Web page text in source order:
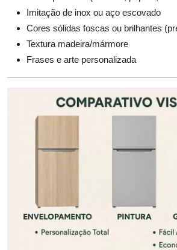
Imitação de inox ou aço escovado
Cores sólidas foscas ou brilhantes
Textura madeira/mármore
Frases e arte personalizada